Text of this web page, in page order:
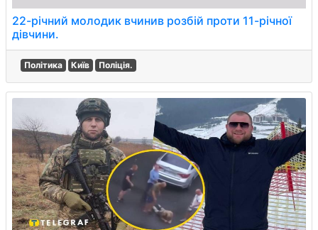
22-річний молодик вчинив розбій проти 11-річної
дівчини.
Політика Київ Поліція.